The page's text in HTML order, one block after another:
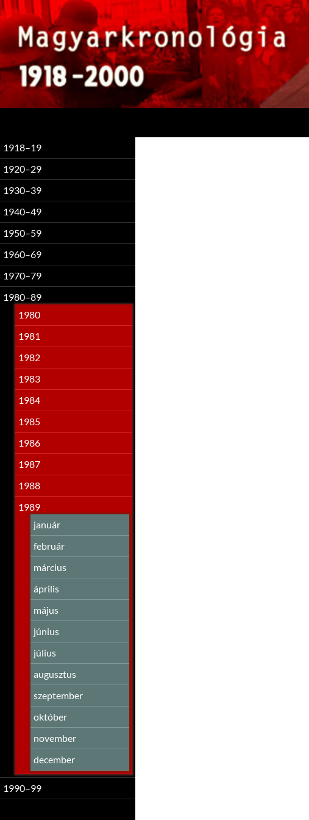
1918–19
1920–29
1930–39
1940–49
1950–59
1960–69
1970–79
1980–89
1980
1981
1982
1983
1984
1985
1986
1987
1988
1989
január
február
március
április
május
június
július
augusztus
szeptember
október
november
december
1990–99